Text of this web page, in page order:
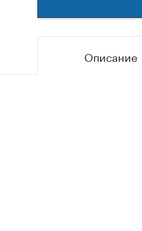
Описание